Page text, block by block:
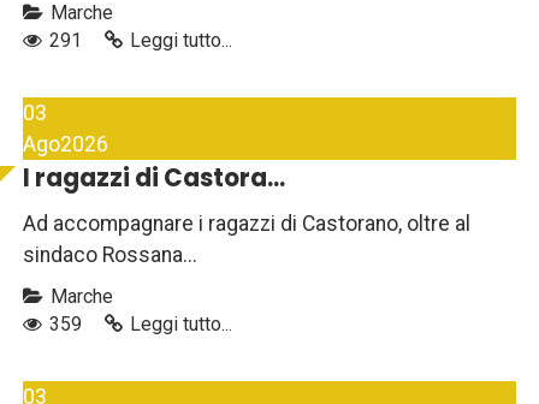
Marche
291
Leggi tutto...
03
Ago2026
I ragazzi di Castora...
Ad accompagnare i ragazzi di Castorano, oltre al
sindaco Rossana...
Marche
359
Leggi tutto...
03